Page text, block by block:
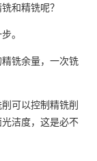
和精铣呢？
。
铣余量，一次铣
可以控制精铣削
洁度，这是必不